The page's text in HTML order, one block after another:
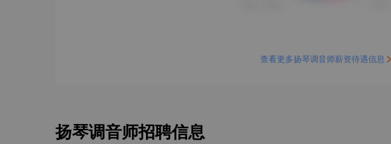
查看更多扬琴调音师薪资待遇信息
扬琴调音师招聘信息